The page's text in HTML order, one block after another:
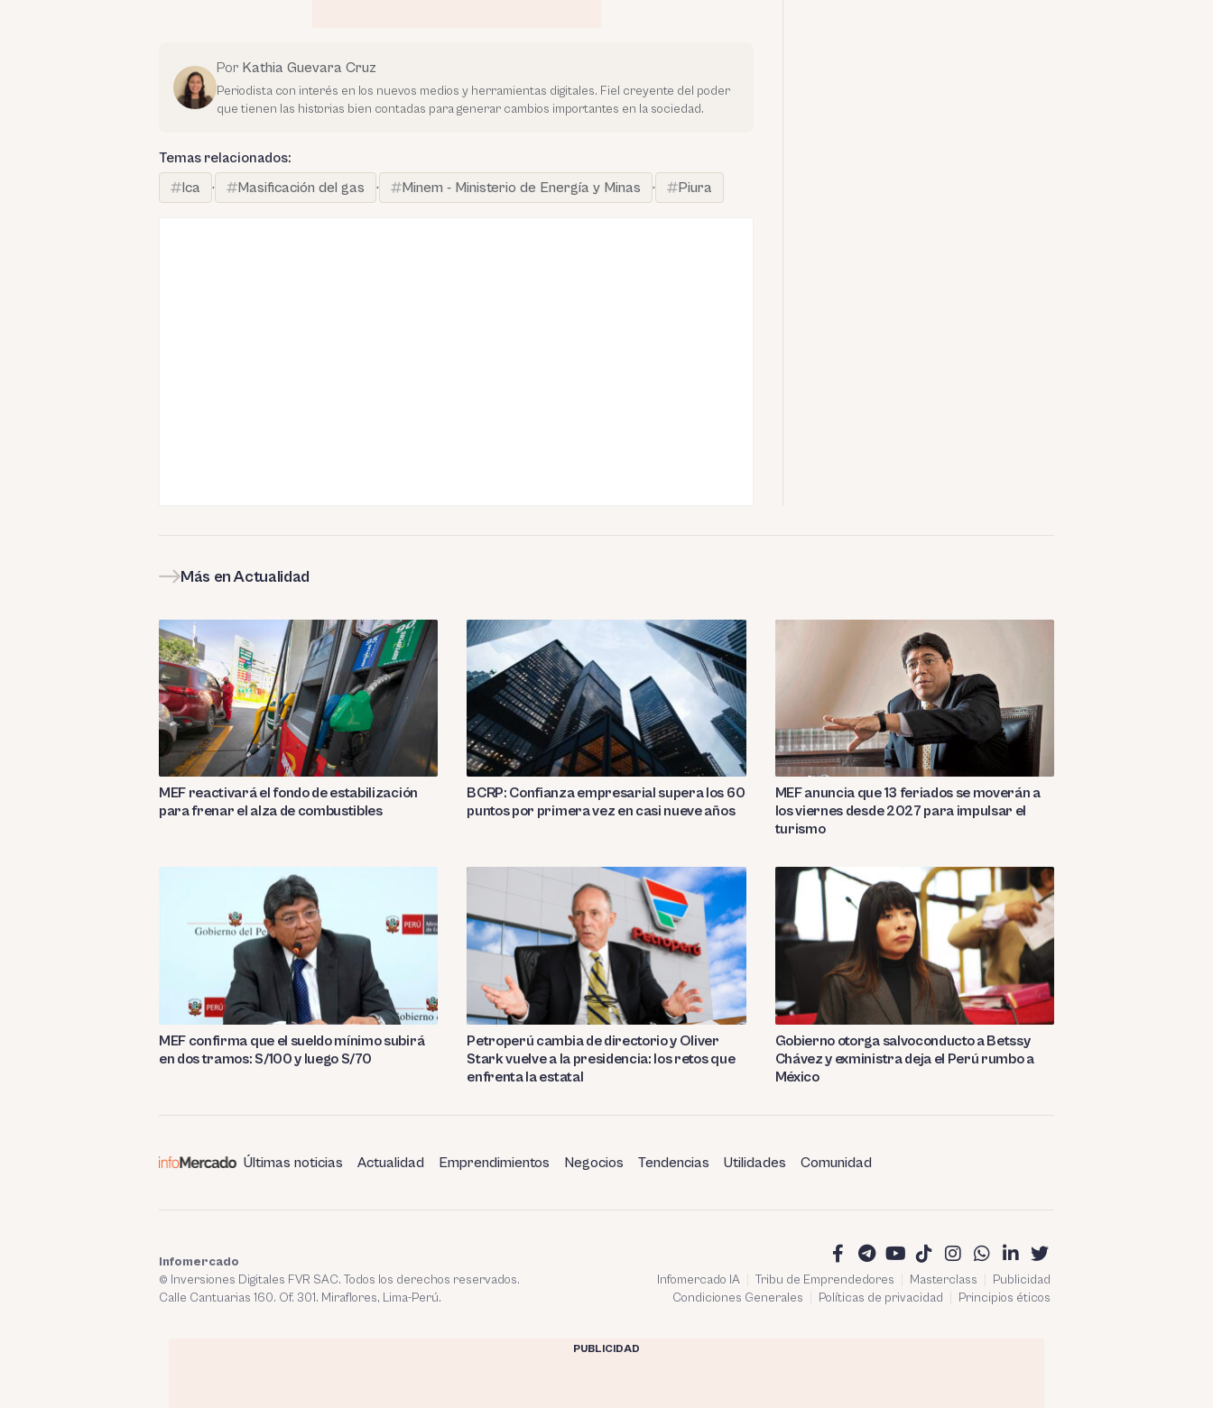
Por Kathia Guevara Cruz
Periodista con interés en los nuevos medios y herramientas digitales. Fiel creyente del poder
que tienen las historias bien contadas para generar cambios importantes en la sociedad.
Temas relacionados:
Ica
· Masificación del gas · Minem - Ministerio de Energía y Minas · Piura
Más en Actualidad
MEF reactivará el fondo de estabilización
para frenar el alza de combustibles
BCRP: Confianza empresarial supera los 60
puntos por primera vez en casi nueve años
MEF anuncia que 13 feriados se moverán a
los viernes desde 2027 para impulsar el
turismo
MEF confirma que el sueldo mínimo subirá
en dos tramos: S/100 y luego S/70
Petroperú cambia de directorio y Oliver
Stark vuelve a la presidencia: los retos que
enfrenta la estatal
Gobierno otorga salvoconducto a Betssy
Chávez y exministra deja el Perú rumbo a
México
Últimas noticias Actualidad Emprendimientos Negocios Tendencias Utilidades Comunidad
Infomercado IA Tribu de Emprendedores Masterclass
Publicidad
Condiciones Generales
Políticas de privacidad Principios éticos
Infomercado
© Inversiones Digitales FVR SAC. Todos los derechos reservados.
Calle Cantuarias 160. Of. 301. Miraflores, Lima-Perú.
PUBLICIDAD